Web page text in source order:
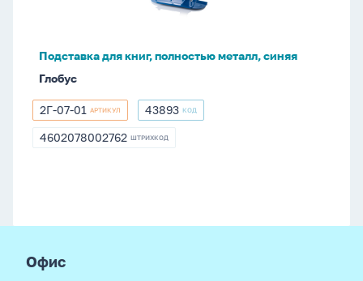
Подставка для книг, полностью металл, синяя
Глобус
2Г-07-
01
2Г-07-01 АРТИКУЛ 43893
43893 КОД
4602078002762
4602078002762 ШТРИХКОД
Офис